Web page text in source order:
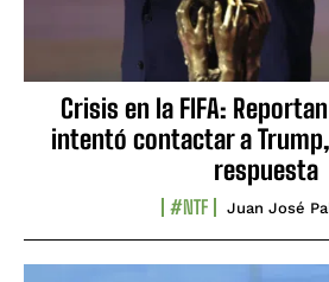
Crisis en la FIFA:
intentó contactar a
respuesta
#NTF Juan José